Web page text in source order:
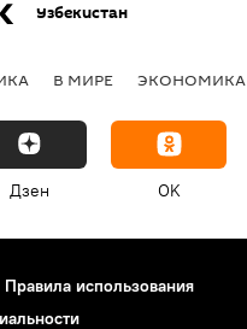
Узбекистан
В МИРЕ ЭКОНОМИКА
Дзен OK
Правила использования